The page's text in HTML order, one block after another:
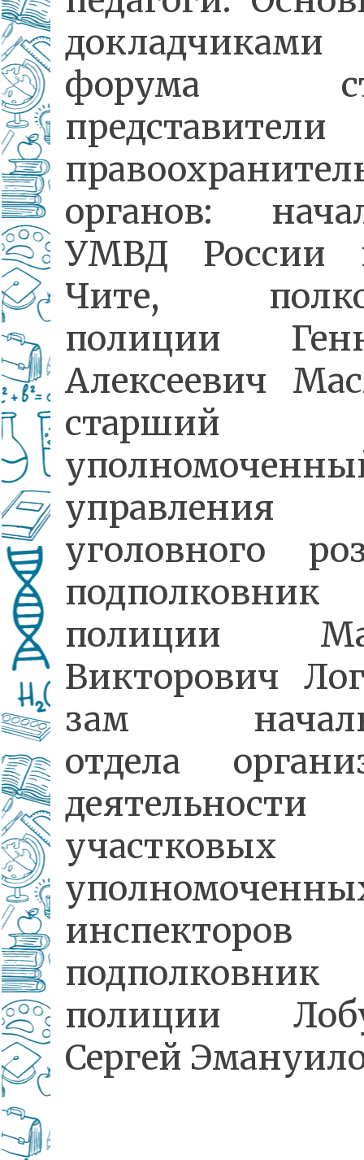
докладчиками
форума
представители
органов:
УМВД России
Чите,
полиции
Алексеевич
старший
управления
уголовного
подполковник
полиции
Викторович
зам
отдела
деятельности
участковых
подполковник
полиции
Сергей